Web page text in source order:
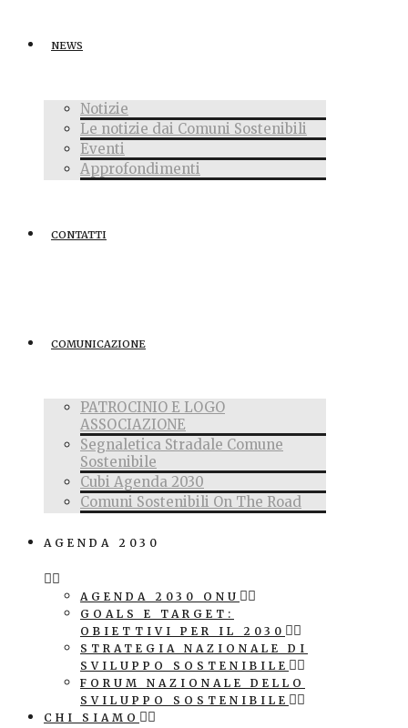
NEWS
Notizie
Le notizie dai Comuni Sostenibili
Eventi
Approfondimenti
CONTATTI
COMUNICAZIONE
PATROCINIO E LOGO
ASSOCIAZIONE
Segnaletica Stradale Comune
Sostenibile
Cubi Agenda 2030
Comuni Sostenibili On The Road
AGENDA 2030
AGENDA 2030 ONU
GOALS E TARGET:
OBIETTIVI PER IL 2030
STRATEGIA NAZIONALE DI
SVILUPPO SOSTENIBILE
FORUM NAZIONALE DELLO
SVILUPPO SOSTENIBILE
CHI SIAMO